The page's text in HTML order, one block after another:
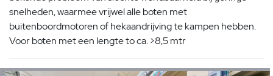
snelheden, waarmee vrijwel alle boten met
buitenboordmotoren of hekaandrijving te kampen hebben.
Voor boten met een lengte to ca. >8,5 mtr